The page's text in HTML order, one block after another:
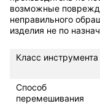
возможные
неправильного
изделия не по
Класс инструмента
Способ
перемешивания